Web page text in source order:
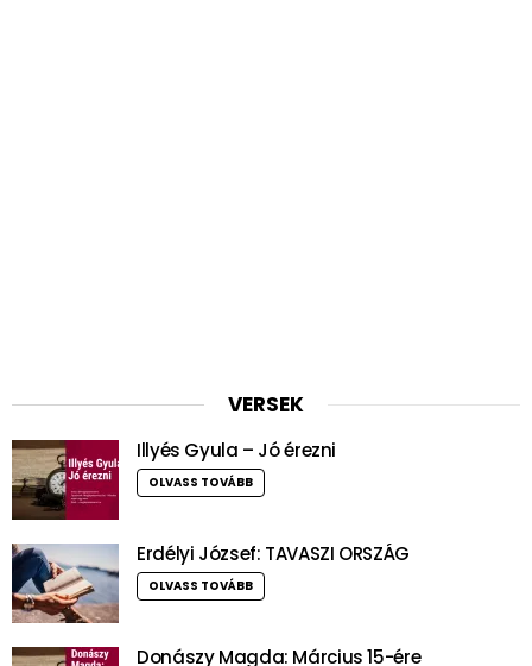
VERSEK
Illyés Gyula – Jó érezni
OLVASS TOVÁBB
Erdélyi József: TAVASZI ORSZÁG
OLVASS TOVÁBB
Donászy Magda: Március 15-ére